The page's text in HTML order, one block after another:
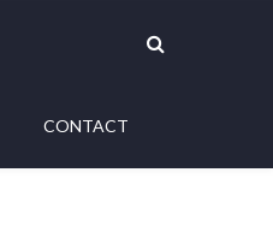
CONTACT